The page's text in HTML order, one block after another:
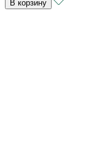
В корзину